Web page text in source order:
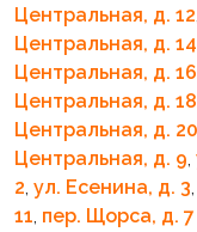
Центральная, д. 12,
Центральная, д. 14
Центральная, д. 16
Центральная, д. 18
Центральная, д. 20
Центральная, д. 9,
2, ул. Есенина, д. 3,
11, пер. Щорса, д.